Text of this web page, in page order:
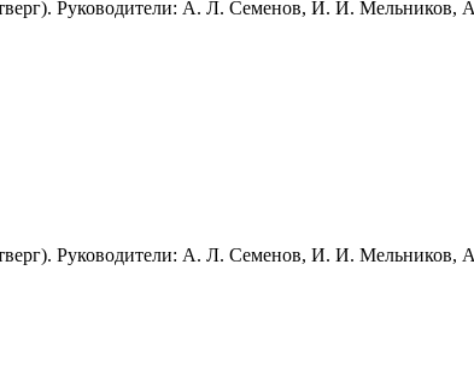
Руководители: А. Л. Семенов, И. И.
Руководители: А. Л. Семенов, И. И.